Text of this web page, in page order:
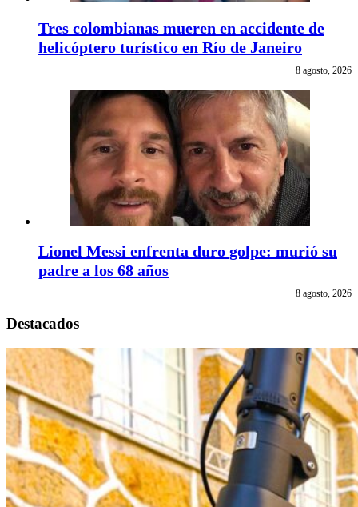
Tres colombianas mueren en accidente de
helicóptero turístico en Río de Janeiro
8 agosto, 2026
Lionel Messi enfrenta duro golpe: murió su
padre a los 68 años
8 agosto, 2026
Destacados